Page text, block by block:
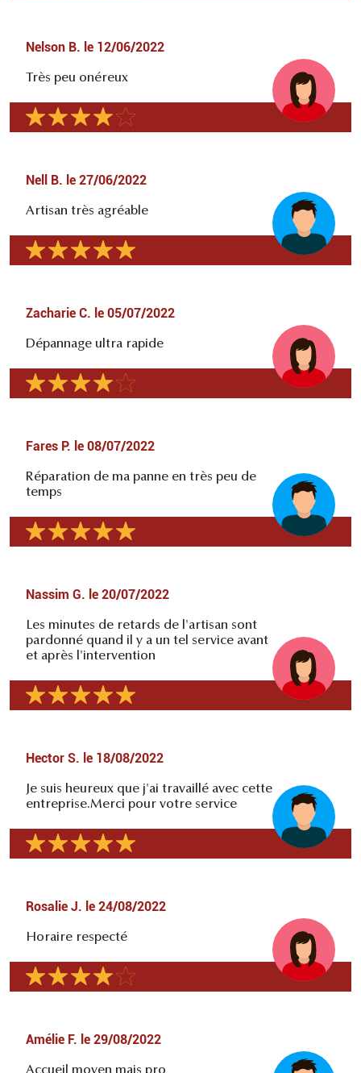
Nelson B. le 12/06/2022
Très peu onéreux
Nell B. le 27/06/2022
Artisan très agréable
Zacharie C. le 05/07/2022
Dépannage ultra rapide
Fares P. le 08/07/2022
Réparation de ma panne en très peu de
temps
Nassim G. le 20/07/2022
Les minutes de retards de l'artisan sont
pardonné quand il y a un tel service avant
et après l'intervention
Hector S. le 18/08/2022
Je suis heureux que j'ai travaillé avec cette
entreprise.Merci pour votre service
Rosalie J. le 24/08/2022
Horaire respecté
Amélie F. le 29/08/2022